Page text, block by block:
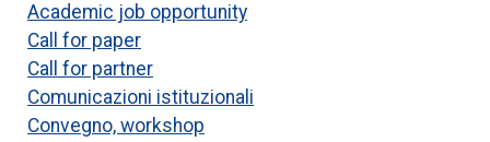
Academic job opportunity
Call for paper
Call for partner
Comunicazioni istituzionali
Convegno, workshop